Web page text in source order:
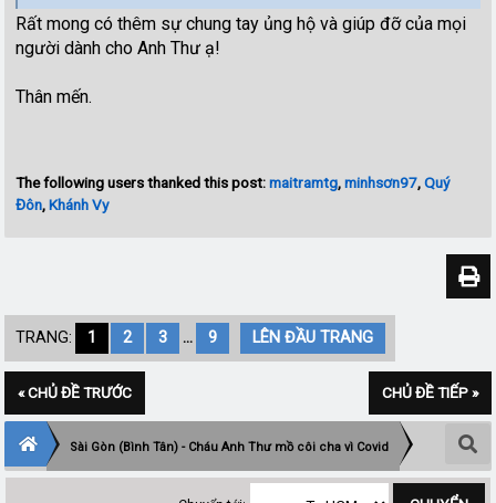
Rất mong có thêm sự chung tay ủng hộ và giúp đỡ của mọi
người dành cho Anh Thư ạ!
Thân mến.
The following users thanked this post:maitramtg,minhsơn97,Quý
Đôn,Khánh Vy
TRANG: 1 2 3 ... 9 LÊN ĐẦU TRANG
« CHỦ ĐỀ TRƯỚC CHỦ ĐỀ TIẾP »
Sài Gòn (Bình Tân) - Cháu Anh Thư mồ côi cha vì Covid